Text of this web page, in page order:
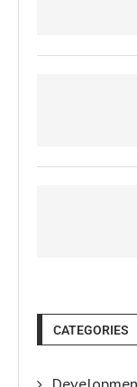
CATEGORIES